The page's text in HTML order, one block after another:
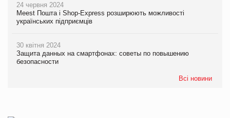
24 червня 2024
Meest Пошта і Shop-Express розширюють можливості
українських підприємців
30 квітня 2024
Защита данных на смартфонах: советы по повышению
безопасности
Всі новини